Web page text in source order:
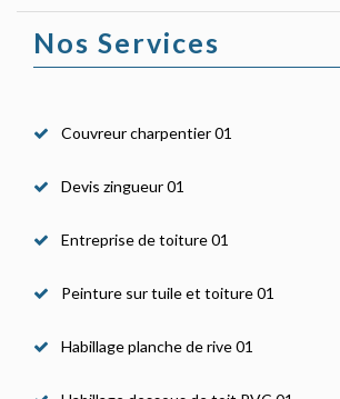
Nos Services
Couvreur charpentier 01
Devis zingueur 01
Entreprise de toiture 01
Peinture sur tuile et toiture 01
Habillage planche de rive 01